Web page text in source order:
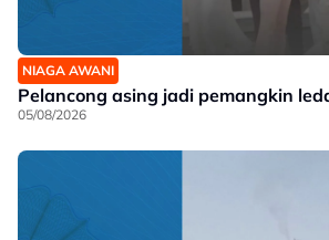
NIAGA AWANI
Pelancong asing jadi pemangkin
05/08/2026